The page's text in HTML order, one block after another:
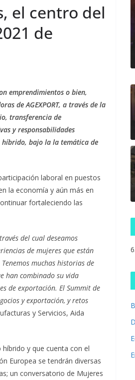
el centro del
de
emprendimientos o bien,
de AGEXPORT, a través de la
transferencia de
y responsabilidades
híbrido, bajo la la temática de
laboral en puestos
la economía y aún más en
fortaleciendo las
del cual deseamos
de mujeres que están
muchas historias de
han combinado su vida
de exportación. El Summit de
y exportación, y retos
y Servicios, Aida
y que cuenta con el
Europea se tendrán diversas
un conversatorio de Mujeres
para acelerar la
competitividad del